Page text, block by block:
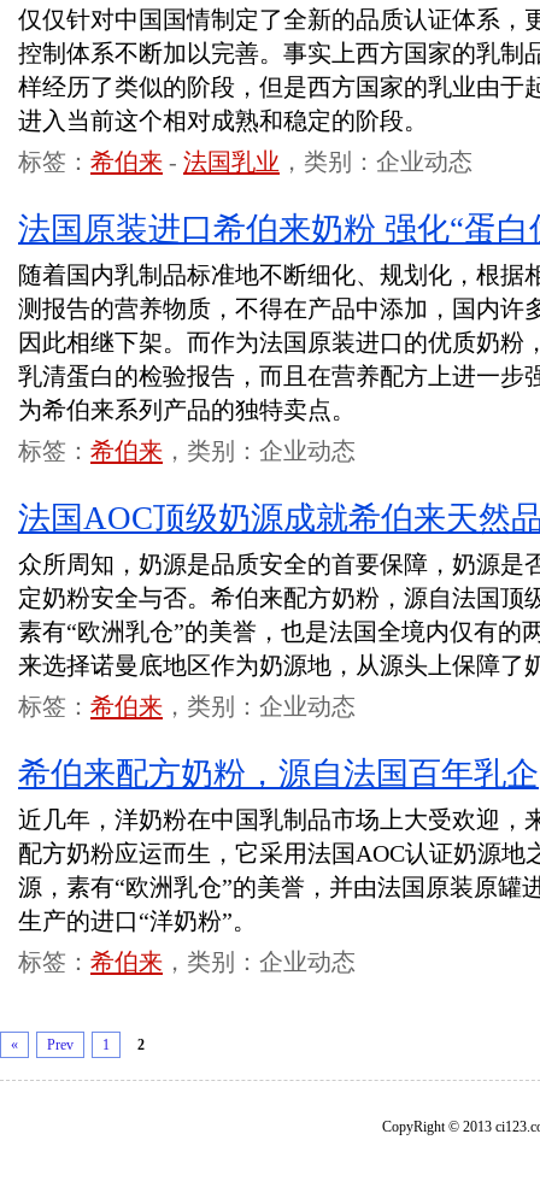
仅仅针对中国国情制定了全新的品质认证体系，
控制体系不断加以完善。事实上西方国家的乳制
样经历了类似的阶段，但是西方国家的乳业由于
进入当前这个相对成熟和稳定的阶段。
标签： 希伯来 - 法国乳业 ，类别：企业动态
法国原装进口希伯来奶粉 强化“蛋白
随着国内乳制品标准地不断细化、规划化，根据
测报告的营养物质，不得在产品中添加，国内许
因此相继下架。而作为法国原装进口的优质奶粉
乳清蛋白的检验报告，而且在营养配方上进一步
为希伯来系列产品的独特卖点。
标签： 希伯来 ，类别：企业动态
法国AOC顶级奶源成就希伯来天然
众所周知，奶源是品质安全的首要保障，奶源是
定奶粉安全与否。希伯来配方奶粉，源自法国
素有“欧洲乳仓”的美誉，也是法国全境内仅有的
来选择诺曼底地区作为奶源地，从源头上保障了
标签： 希伯来 ，类别：企业动态
希伯来配方奶粉，源自法国百年乳企
近几年，洋奶粉在中国乳制品市场上大受欢迎，
配方奶粉应运而生，它采用法国AOC认证奶源
源，素有“欧洲乳仓”的美誉，并由法国原装原罐
生产的进口“洋奶粉”。
标签： 希伯来 ，类别：企业动态
« Prev 1 2
CopyRight © 2013